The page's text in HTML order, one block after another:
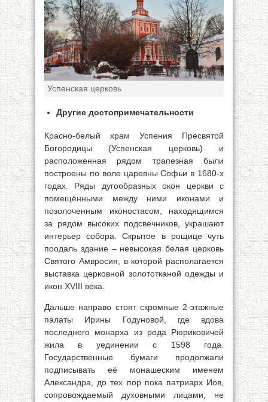
Успенская церковь
Другие достопримечательности
Красно-белый храм Успения Пресвятой
Богородицы (Успенская церковь) и
расположенная рядом трапезная были
построены по воле царевны Софьи в 1680-х
годах. Ряды дугообразных окон церкви с
помещёнными между ними иконами и
позолоченным иконостасом, находящимся
за рядом высоких подсвечников, украшают
интерьер собора. Скрытое в рощице чуть
поодаль здание – невысокая белая церковь
Святого Амвросия, в которой располагается
выставка церковной золототканой одежды и
икон XVIII века.
Дальше направо стоят скромные 2-этажные
палаты Ирины Годуновой, где вдова
последнего монарха из рода Рюриковичей
жила в уединении с 1598 года.
Государственные бумаги продолжали
подписывать её монашеским именем
Александра, до тех пор пока патриарх Иов,
сопровождаемый духовными лицами, не